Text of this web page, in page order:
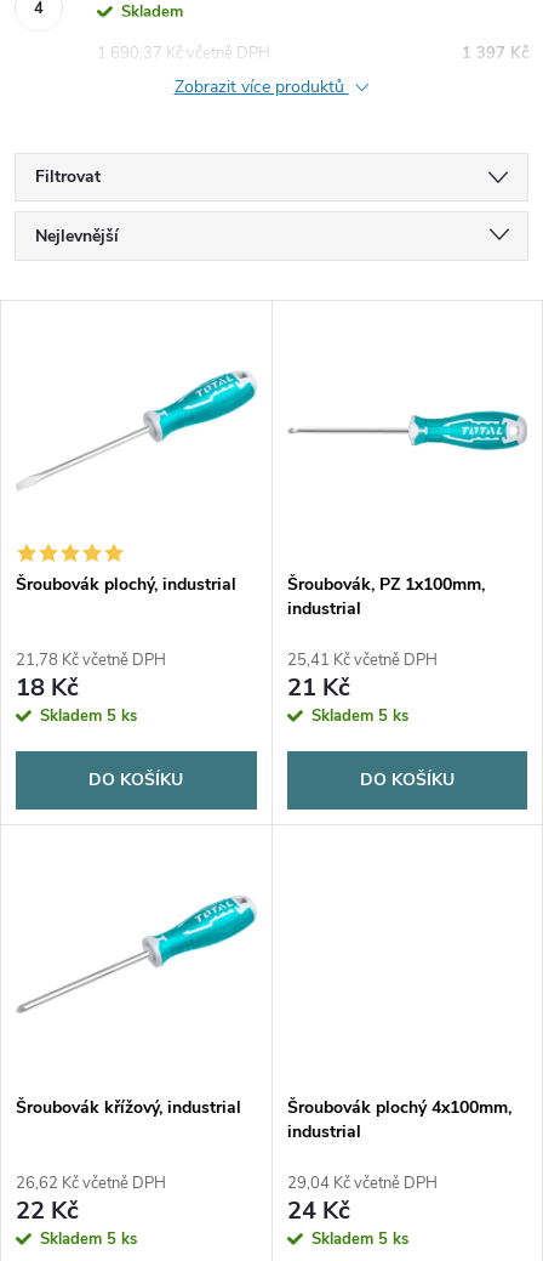
Skladem
1 397 Kč
1 690,37 Kč včetně DPH
Zobrazit více produktů
Filtrovat
Ř
a
n
í
p
r
o
u
ů
Nejlevnější
i
s
r
o
d
t
Šroubovák plochý, industrial
21,78 Kč včetně DPH
18 Kč
Skladem 5 ks
DO KOŠÍKU
Šroubovák, PZ 1x100mm,
industrial
25,41 Kč včetně DPH
21 Kč
Skladem 5 ks
DO KOŠÍKU
Šroubovák křížový, industrial
26,62 Kč včetně DPH
22 Kč
Skladem 5 ks
Šroubovák plochý 4x100mm,
industrial
29,04 Kč včetně DPH
24 Kč
Skladem 5 ks